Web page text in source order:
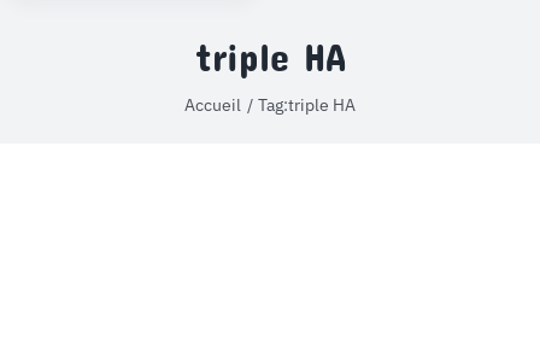
triple HA
Accueil Tag:triple HA